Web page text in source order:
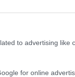
to advertising like
for online